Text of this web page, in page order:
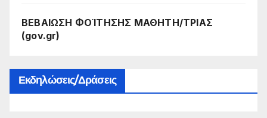
ΒΕΒΑΙΩΣΗ ΦΟΊΤΗΣΗΣ ΜΑΘΗΤΗ/ΤΡΙΑΣ
(gov.gr)
Εκδηλώσεις/Δράσεις